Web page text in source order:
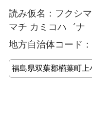
読み仮名：フクシ
マチ カミコハ゛ナ
地方自治体コード